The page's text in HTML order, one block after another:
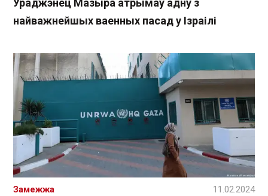
найважнейшых ваенных пасад у Ізраілі
Замежжа 11.02.2024